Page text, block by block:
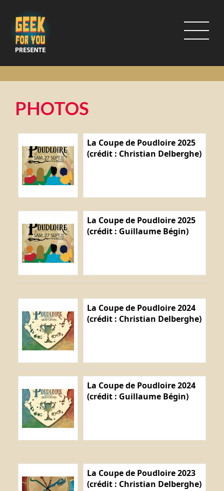
PHOTOS
La Coupe de Poudloire 2025
(crédit : Christian Delberghe)
La Coupe de Poudloire 2025
(crédit : Guillaume Bégin)
La Coupe de Poudloire 2024
(crédit : Christian Delberghe)
La Coupe de Poudloire 2024
(crédit : Guillaume Bégin)
La Coupe de Poudloire 2023
(crédit : Christian Delberghe)